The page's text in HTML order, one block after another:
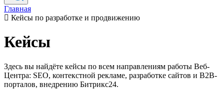
Главная
Кейсы по разработке и продвижению
Кейсы
Здесь вы найдёте кейсы по всем направлениям работы Веб-
Центра: SEO, контекстной рекламе, разработке сайтов и B2B-
порталов, внедрению Битрикс24.